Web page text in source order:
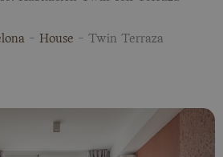
- House - Twin Terraza